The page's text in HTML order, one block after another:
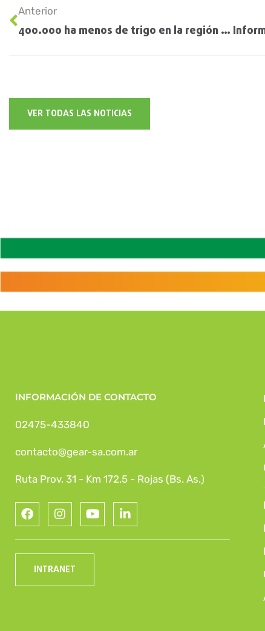
Anterior
400.000 ha menos de trigo en la región núcleo en este año versus 2021
VER TODAS LAS NOTICIAS
INFORMACIÓN DE CONTACTO
02475-433840
contacto@gear-sa.com.ar
Ruta Prov. 31 - Km 172,5 - Rojas (Bs. As.)
INTRANET